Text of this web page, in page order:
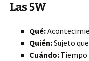
Las 5W
Qué:
Quién:Sujeto
Cuándo: Tiempo